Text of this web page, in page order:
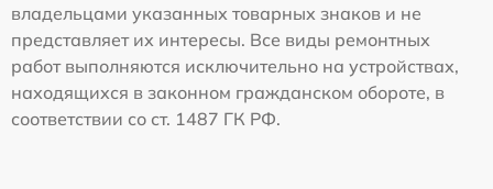
владельцами указанных товарных знаков и не
представляет их интересы. Все виды ремонтных
работ выполняются исключительно на устройствах,
находящихся в законном гражданском обороте, в
соответствии со ст. 1487 ГК РФ.